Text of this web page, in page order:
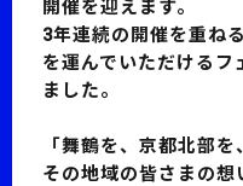
開催を迎えます。
3年連続の開催を重ね
を運んでいただけるフ
ました。
「舞鶴を、京都北部
その地域の皆さまの想